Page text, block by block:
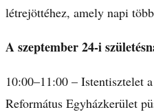
létrejöttéhez, amely napi
A szeptember 24-i
10:00–11:00 – Istentisztelet
Református Egyházkerület